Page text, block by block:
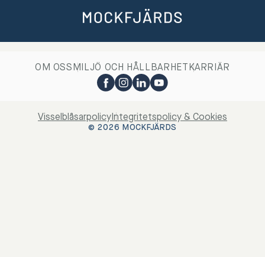
OM OSSMILJÖ OCH HÅLLBARHETKARRIÄR
© 2026 MOCKFJÄRDS
VisselblåsarpolicyIntegritetspolicy & Cookies